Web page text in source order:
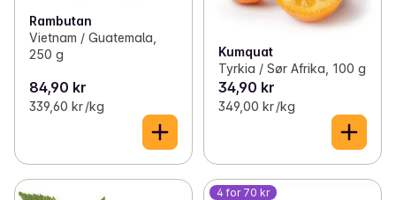
Rambutan
Vietnam / Guatemala,
250 g
84,90 kr
339,60 kr /kg
Kumquat
Tyrkia / Sør Afrika, 100 g
34,90 kr
349,00 kr /kg
4 for 70 kr